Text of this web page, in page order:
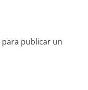
para publicar un